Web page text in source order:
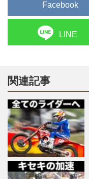
Facebook
LINE
関連記事